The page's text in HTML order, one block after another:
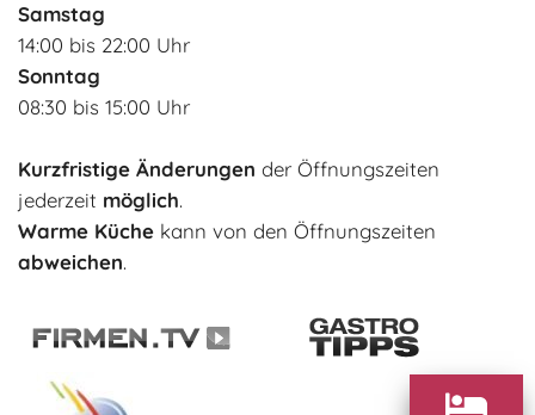
Samstag
14:00 bis 22:00 Uhr
Sonntag
08:30 bis 15:00 Uhr
Kurzfristige Änderungen der Öffnungszeiten
jederzeit möglich.
Warme Küche kann von den Öffnungszeiten
abweichen.